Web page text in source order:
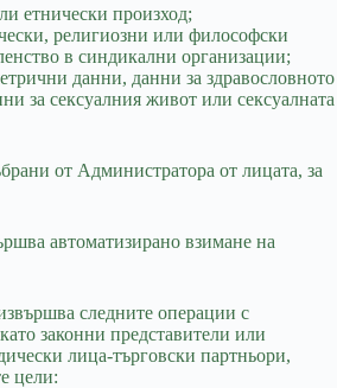
етнически произход;
религиозни или философски
в синдикални организации;
данни, данни за здравословното
за сексуалния живот или сексуалната
от Администратора от лицата, за
автоматизирано взимане на
следните операции с
законни представители или
лица-търговски партньори,
цели: